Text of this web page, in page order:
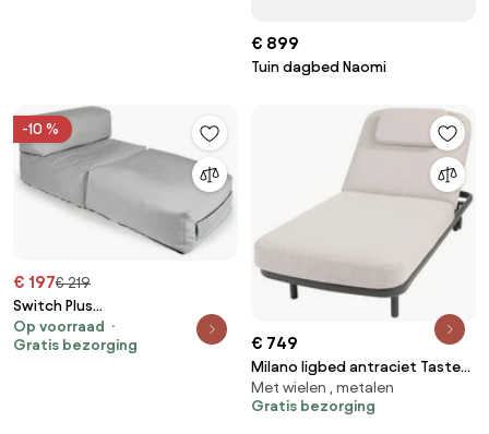
€ 899
Tuin dagbed Naomi
-10 %
€ 197€ 219
Switch Plus
Loungebed Outdoor - Cool
Grey
Op voorraad
Gratis bezorging
€ 749
Milano ligbed antraciet Taste
4SO
Met wielen , metalen
Gratis bezorging